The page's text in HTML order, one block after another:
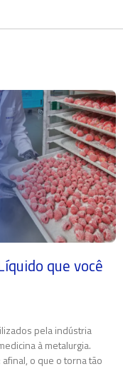
que você
pela indústria
à metalurgia.
o que o torna tão